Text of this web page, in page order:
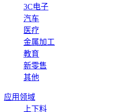
3C电子
汽车
医疗
金属加工
教育
新零售
其他
应用领域
上下料